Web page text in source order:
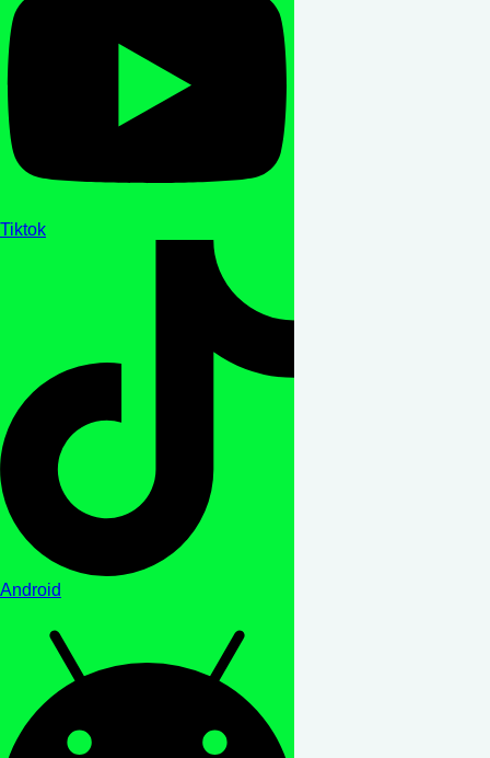
Tiktok
Android